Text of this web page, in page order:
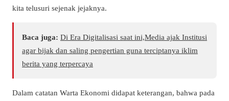
kita telusuri sejenak jejaknya.
Baca juga: Di Era Digitalisasi saat ini,Media ajak Institusi
agar bijak dan saling pengertian guna terciptanya iklim
berita yang terpercaya
Dalam catatan Warta Ekonomi didapat keterangan, bahwa pada